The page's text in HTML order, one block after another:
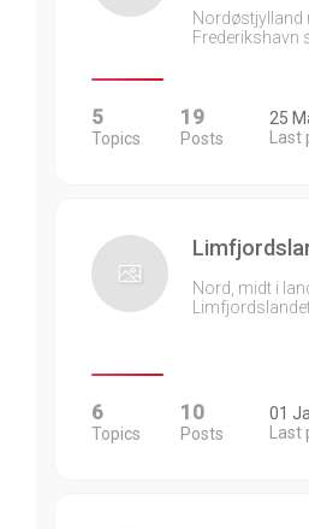
Nordøstjylland
Frederikshavn
5
Topics
19
Posts
25
Nord, midt i
6
Topics
10
Posts
01